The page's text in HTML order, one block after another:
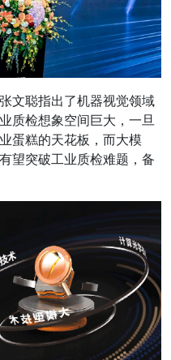
文聪指出了机器视觉领域
质检想象空间巨大，一旦
蛋糕的天花板，而大模
望突破工业质检难题，备